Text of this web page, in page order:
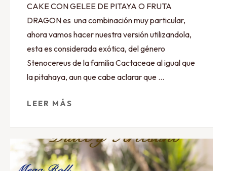
CAKE CON GELEE DE PITAYA O FRUTA
DRAGON es una combinación muy particular,
ahora vamos hacer nuestra versión utilizandola,
esta es considerada exótica, del género
Stenocereus de la familia Cactaceae al igual que
la pitahaya, aun que cabe aclarar que …
LEER MÁS